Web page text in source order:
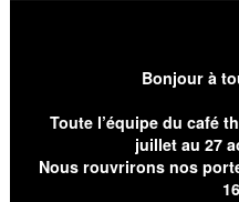
Bonjour à
Toute l’équipe du café
juillet au 27
Nous rouvrirons nos